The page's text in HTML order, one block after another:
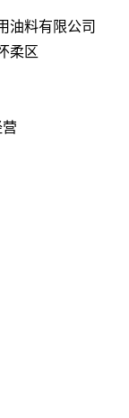
油料有限公司
柔区